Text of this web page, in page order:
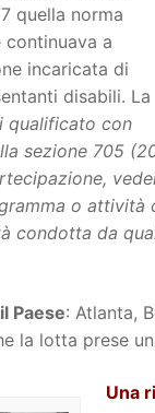
quella norma
continuava a
incaricata di
disabili. La
qualificato con
sezione 705
o
condotta da
Paese: Atlanta,
la lotta prese
Una